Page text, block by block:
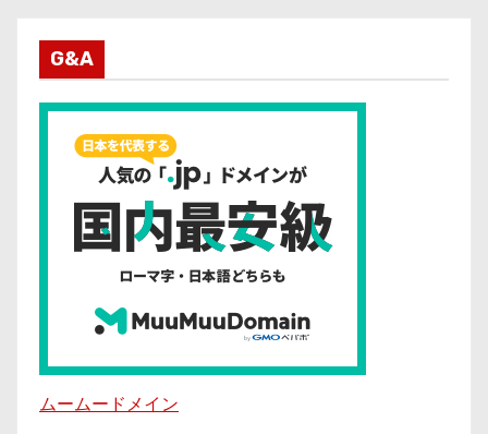
G&A
ムームードメイン